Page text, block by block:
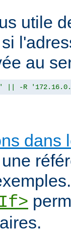
utile
au
|| -R
dans